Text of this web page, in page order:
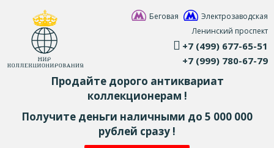
Беговая
Электрозаводская
Ленинский проспект
+7 (499) 677-65-51
+7 (999) 780-67-79
Продайте дорого антиквариат
коллекционерам !
Получите деньги наличными до 5 000 000
рублей сразу !